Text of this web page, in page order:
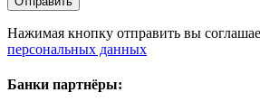
Нажимая кнопку отправить вы
персональных данных
Банки партнёры: